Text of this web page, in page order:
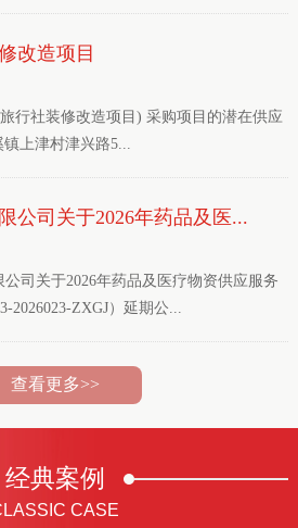
改造项目
行社装修改造项目) 采购项目的潜在供应
上津村津兴路5...
公司关于2026年药品及医...
司关于2026年药品及医疗物资供应服务
2026023-ZXGJ）延期公...
查看更多>>
经典案例
CASE